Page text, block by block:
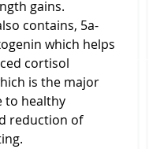
gains.
contains, 5a-
which helps
cortisol
is the major
to healthy
reduction of